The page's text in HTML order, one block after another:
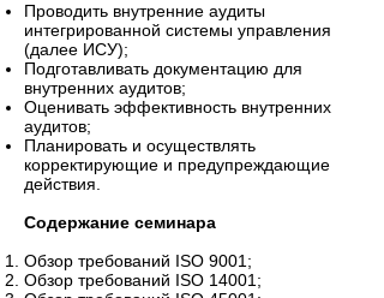
Проводить внутренние аудиты
интегрированной системы управления
(далее ИСУ);
Подготавливать документацию для
внутренних аудитов;
Оценивать эффективность внутренних
аудитов;
Планировать и осуществлять
корректирующие и предупреждающие
действия.
Содержание семинара
Обзор требований ISO 9001;
Обзор требований ISO 14001;